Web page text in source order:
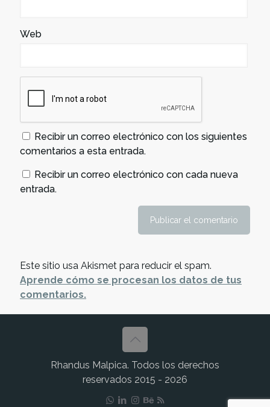
Web
Recibir un correo electrónico con los siguientes
comentarios a esta entrada.
Recibir un correo electrónico con cada nueva
entrada.
Este sitio usa Akismet para reducir el spam.
Aprende cómo se procesan los datos de tus
comentarios.
Rhandus Malpica. Todos los derechos
reservados 2015 - 2026